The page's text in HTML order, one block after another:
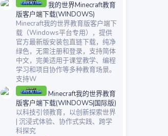
我的世界Minecraft教育
版客户端下载(WINDOWS)
Minecraft我的世界教育版客户端下
载（Windows平台专用），提供
官方最新版安装包直链下载，纯净
绿色，无需注册和登录，支持简体
中文，完美适用于课堂教学、编程
学习和项目协作等多种教育场景。
支持W
Minecraft我的世界教育
版客户端下载(WINDOWS|国际版)
以科技引领教育，以创新探索世界
| 沉浸式体验、协作式实践、跨学
科探究